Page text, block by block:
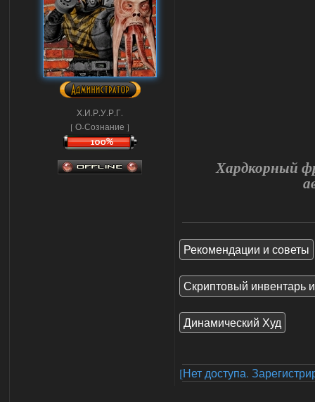
Х.И.Р.У.Р.Г.
[ О-Сознание ]
Хардкорный
Рекомендации и советы
Скриптовый инвентарь и
Динамический Худ
[Нет доступа.